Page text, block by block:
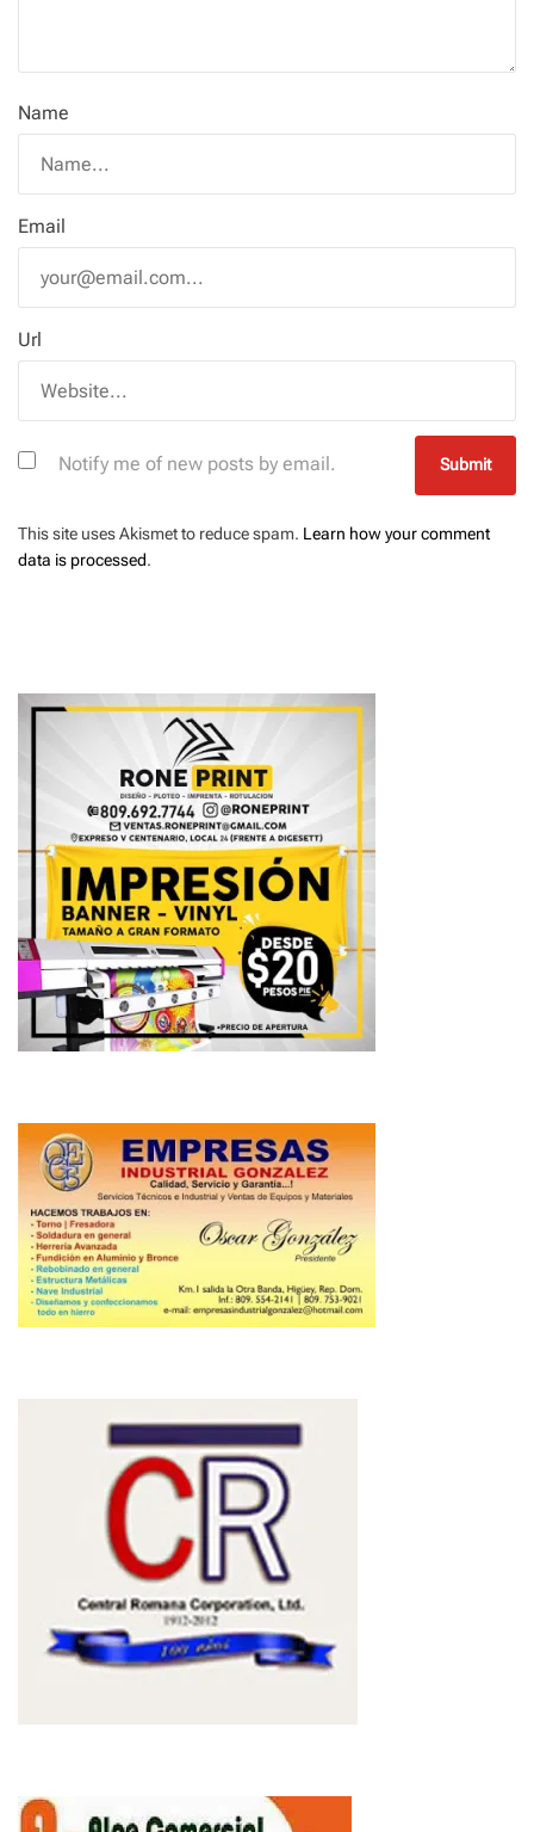
Name
Email
Url
Notify me of new posts by email.
This site uses Akismet to reduce spam. Learn how your comment
data is processed.